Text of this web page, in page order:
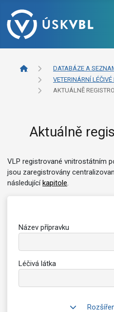
DATABÁZE A
VETERINÁRNÍ LÉČIVÉ
AKTUÁLNĚ
Aktuálně
VLP registrované vnitrostátním
jsou zaregistrovány
následujícíkapitole.
Název přípravku
Léčivá látka